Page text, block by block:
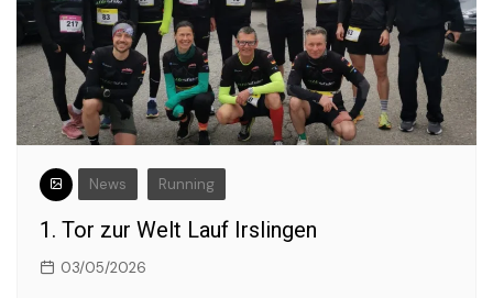
News Running
1. Tor zur Welt Lauf Irslingen
03/05/2026